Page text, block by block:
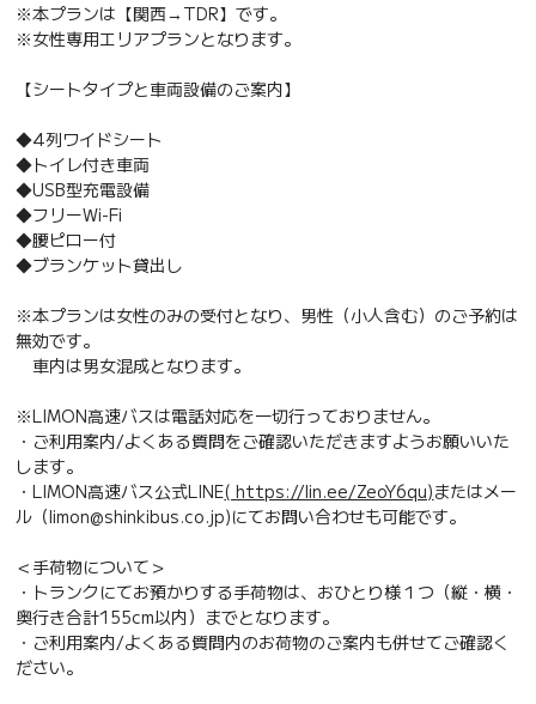
※本プランは【関西→TDR】です。
※女性専用エリアプランとなります。
【シートタイプと車両設備のご案内】
◆4列ワイドシート
◆トイレ付き車両
◆USB型充電設備
◆フリーWi-Fi
◆腰ピロー付
◆ブランケット貸出し
※本プランは女性のみの受付となり、男性（小人含む）のご予約は
無効です。
車内は男女混成となります。
※LIMON高速バスは電話対応を一切行っておりません。
・ご利用案内/よくある質問をご確認いただきますようお願いいた
します。
・LIMON高速バス公式LINE( https://lin.ee/ZeoY6qu)またはメー
ル（limon@shinkibus.co.jp)にてお問い合わせも可能です。
＜手荷物について＞
・トランクにてお預かりする手荷物は、おひとり様１つ（縦・横・
奥行き合計155cm以内）までとなります。
・ご利用案内/よくある質問内のお荷物のご案内も併せてご確認く
ださい。